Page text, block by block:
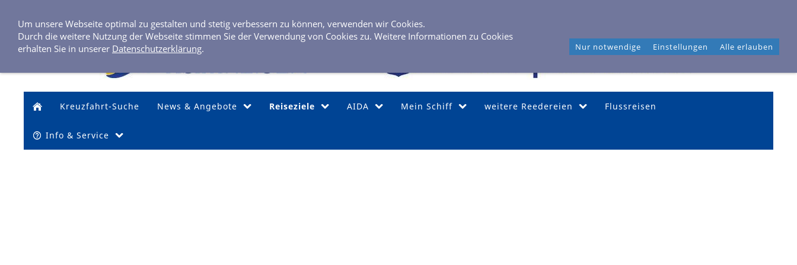
Kreuzfahrt-Suche News & Angebote Reiseziele AIDA Mein Schiff weitere Reedereien Flussreisen
Info & Service
Um unsere Webseite optimal zu gestalten und stetig verbessern zu können, verwenden wir Cookies.
Durch die weitere Nutzung der Webseite stimmen Sie der Verwendung von Cookies zu. Weitere Informationen zu Cookies
erhalten Sie in unserer Datenschutzerklärung. Nur notwendige Einstellungen Alle erlauben